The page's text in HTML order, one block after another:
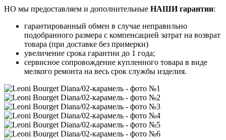
НО мы предоставляем и дополнительные НАШИ гарантии:
гарантированный обмен в случае неправильно
подобранного размера с компенсацией затрат на возврат
товара (при доставке без примерки)
увеличение срока гарантии до 1 года;
сервисное сопровождение купленного товара в виде
мелкого ремонта на весь срок службы изделия.